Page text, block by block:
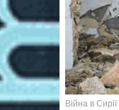
Війна в Сирії